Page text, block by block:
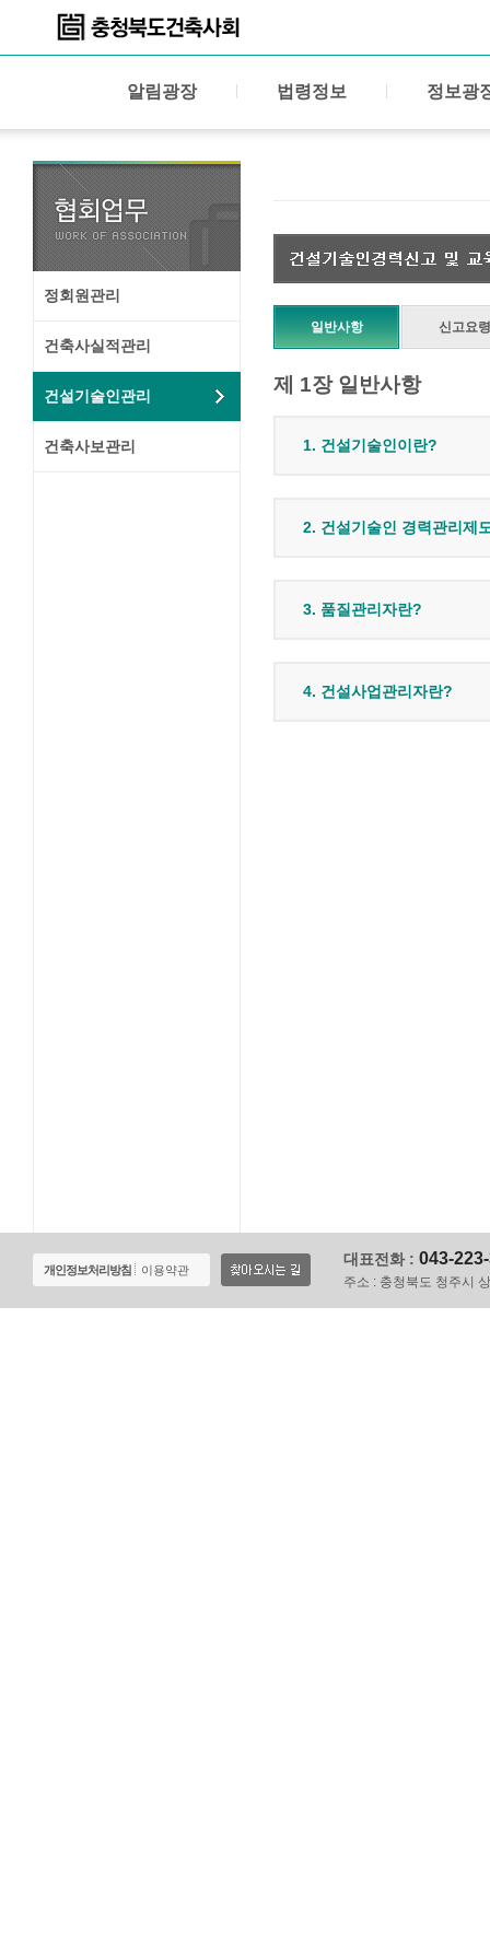
알림광장 법령정보 정보광
정회원관리
건축사실적관리
건설기술인관리
건축사보관리
일반사항 신고요령
제 1장 일반사항
1. 건설기술인이란?
2. 건설기술인 경력관리제
3. 품질관리자란?
4. 건설사업관리자란?
개인정보처리방침 이용약관
대표전화 : 043-
주소 : 충청북도 청주시